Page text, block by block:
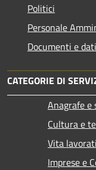
Politici
Personale
Documenti e dati
CATEGORIE DI
Anagrafe
Cultura e
Vita
Imprese e